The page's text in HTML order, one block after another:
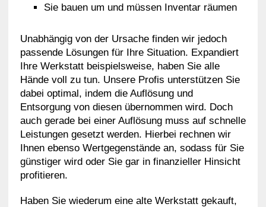
Sie bauen um und müssen Inventar räumen
Unabhängig von der Ursache finden wir jedoch
passende Lösungen für Ihre Situation. Expandiert
Ihre Werkstatt beispielsweise, haben Sie alle
Hände voll zu tun. Unsere Profis unterstützen Sie
dabei optimal, indem die Auflösung und
Entsorgung von diesen übernommen wird. Doch
auch gerade bei einer Auflösung muss auf schnelle
Leistungen gesetzt werden. Hierbei rechnen wir
Ihnen ebenso Wertgegenstände an, sodass für Sie
günstiger wird oder Sie gar in finanzieller Hinsicht
profitieren.
Haben Sie wiederum eine alte Werkstatt gekauft,